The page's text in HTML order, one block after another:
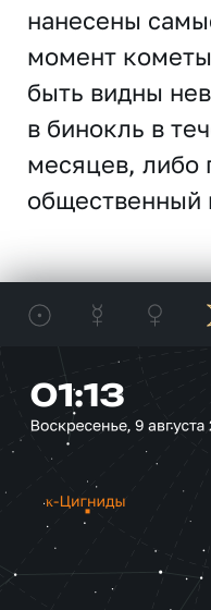
нанесены
момент
быть видны
в бинокль в
месяцев, либо
общественный